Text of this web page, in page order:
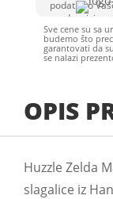
podatke o
prodavnici,
Sve cene su sa
budemo što
garantovati da
se nalazi
OPIS
Huzzle Zelda
slagalice iz